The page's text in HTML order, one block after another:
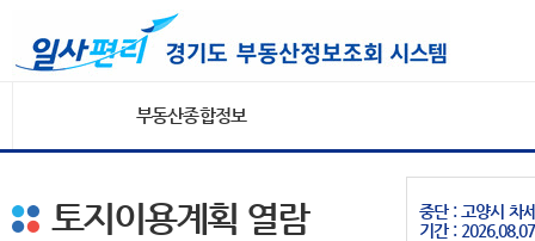
부동산종합정보
중단 : 고양시 차
기간 :
토지이용계획 열람